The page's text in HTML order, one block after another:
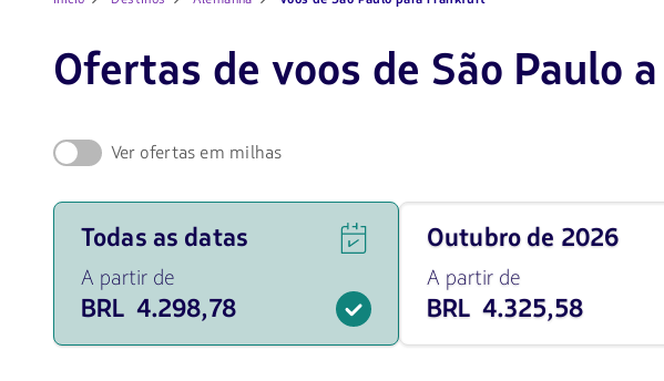
Ofertas de voos de São Paulo
Ver ofertas em milhas
Ver
ofertas
de
voos
para
as
Todas as datas
A partir de
BRL 4.298,78
Viaja
em
outubro
de
2026
4325.58
outubro de 2026
A partir de
BRL 4.325,58